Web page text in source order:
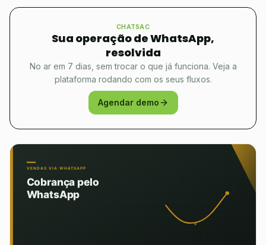
CHATSAC
Sua operação de WhatsApp,
resolvida
No ar em 7 dias, sem trocar o que já funciona. Veja a
plataforma rodando com os seus fluxos.
Agendar demo